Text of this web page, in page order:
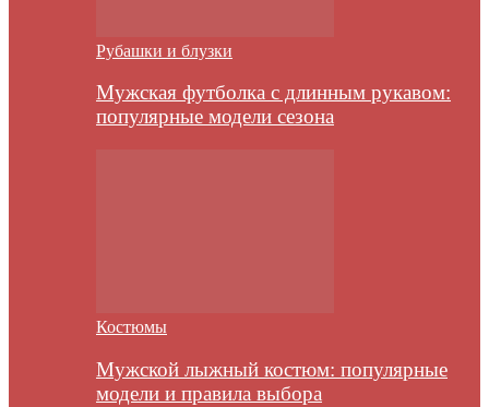
Рубашки и блузки
Мужская футболка с длинным рукавом:
популярные модели сезона
Костюмы
Мужской лыжный костюм: популярные
модели и правила выбора